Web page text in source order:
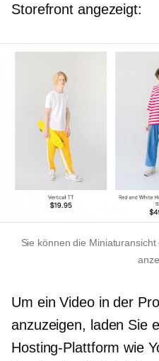
Storefront angezeigt:
Sie können die
Um ein Video in der
anzuzeigen, laden Sie
Hosting-Plattform wie